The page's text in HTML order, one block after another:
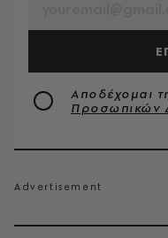
Αποδέχομαι
Προσωπικών